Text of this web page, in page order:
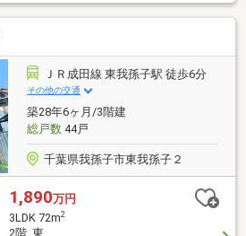
ＪＲ成田線 東我孫子駅 徒歩6分
その他の交通
築28年6ヶ月/3階建
総戸数44戸
千葉県我孫子市東我孫子２
1,890万円
3LDK 72m2
2階 東